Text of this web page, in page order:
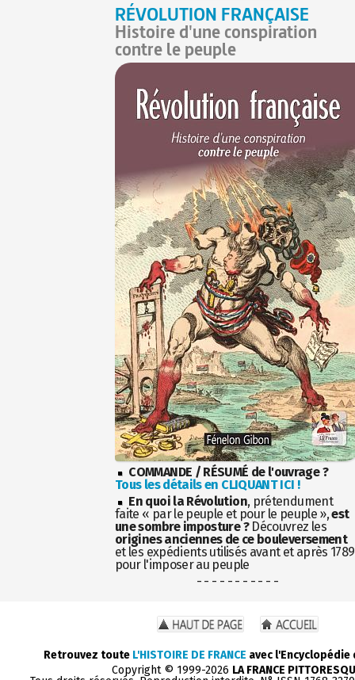
RÉVOLUTION FRANÇAISE
Histoire d'une conspiration
contre le peuple
COMMANDE / RÉSUMÉ de l'ouvrage ?
Tous les détails en CLIQUANT ICI !
En quoi la Révolution, prétendument
faite « par le peuple et pour le peuple »,est
une sombre imposture ?Découvrez les
origines anciennes de ce bouleversement
et les expédients utilisés avant et après 1789
pour l'imposer au peuple
- - - - - - - - - - -
Retrouvez toute L'HISTOIRE DE FRANCE avec
Copyright © 1999-2026 LA FRANCE